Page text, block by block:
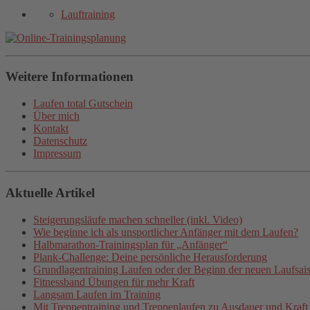
Lauftraining
Weitere Informationen
Laufen total Gutschein
Über mich
Kontakt
Datenschutz
Impressum
Aktuelle Artikel
Steigerungsläufe machen schneller (inkl. Video)
Wie beginne ich als unsportlicher Anfänger mit dem Laufen?
Halbmarathon-Trainingsplan für „Anfänger“
Plank-Challenge: Deine persönliche Herausforderung
Grundlagentraining Laufen oder der Beginn der neuen
Fitnessband Übungen für mehr Kraft
Langsam Laufen im Training
Mit Treppentraining und Treppenlaufen zu Ausdauer und Kraft